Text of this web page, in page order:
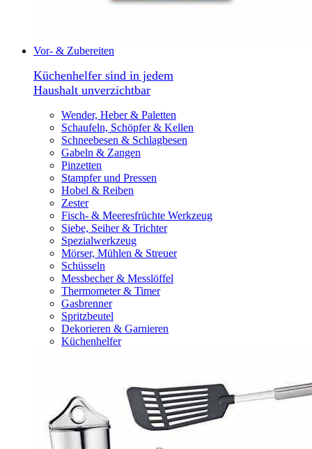
Vor- & Zubereiten
Küchenhelfer sind in jedem
Haushalt unverzichtbar
Wender, Heber & Paletten
Schaufeln, Schöpfer & Kellen
Schneebesen & Schlagbesen
Gabeln & Zangen
Pinzetten
Stampfer und Pressen
Hobel & Reiben
Zester
Fisch- & Meeresfrüchte Werkzeug
Siebe, Seiher & Trichter
Spezialwerkzeug
Mörser, Mühlen & Streuer
Schüsseln
Messbecher & Messlöffel
Thermometer & Timer
Gasbrenner
Spritzbeutel
Dekorieren & Garnieren
Küchenhelfer